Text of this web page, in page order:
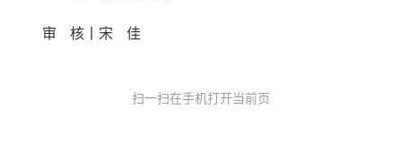
审 核丨宋 佳
扫一扫在手机打开当前页